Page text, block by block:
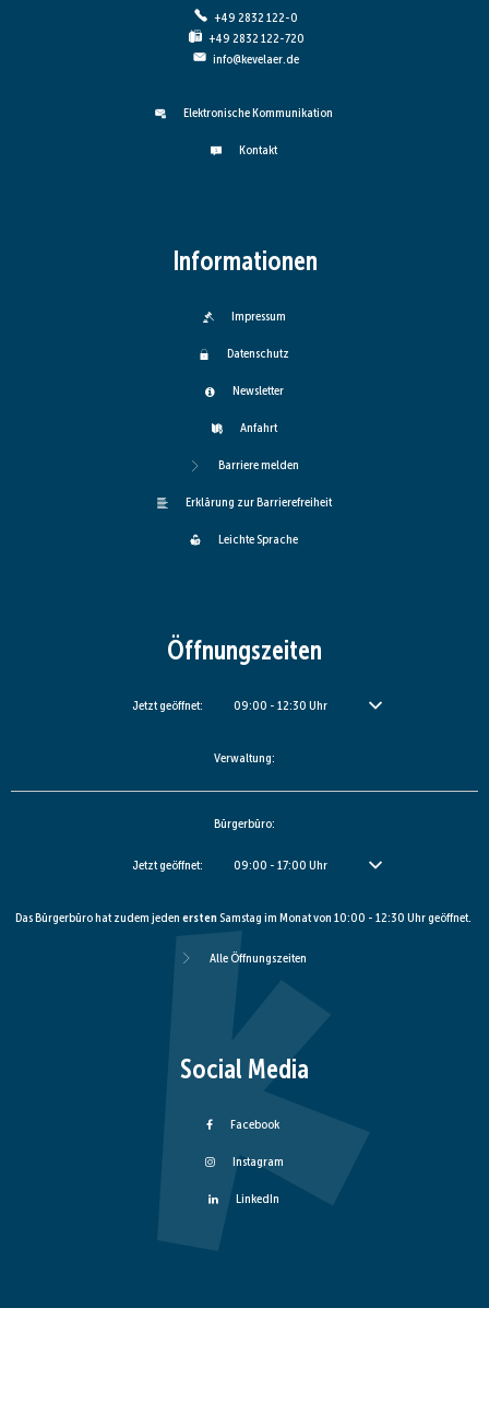
+49 2832 122-0
+49 2832 122-720
info@kevelaer.de
Elektronische Kommunikation
Kontakt
Informationen
Impressum
Datenschutz
Newsletter
Anfahrt
Barriere melden
Erklärung zur Barrierefreiheit
Leichte Sprache
Öffnungszeiten
Klicken, um weitere Öffnungs- oder Schließzeiten auszublenden
Jetzt geöffnet: 09:00 - 12:30 Uhr Von 09:00 bis 12:30 Uhr
Verwaltung:
Bürgerbüro:
Klicken, um weitere Öffnungs- oder Schließzeiten auszublenden
Jetzt geöffnet: 09:00 - 17:00 Uhr Von 09:00 bis 17:00 Uhr
Das Bürgerbüro hat zudem jeden ersten Samstag im Monat von 10:00 - 12:30 Uhr geöffnet.
Alle Öffnungszeiten
Social Media
Facebook
Instagram
LinkedIn